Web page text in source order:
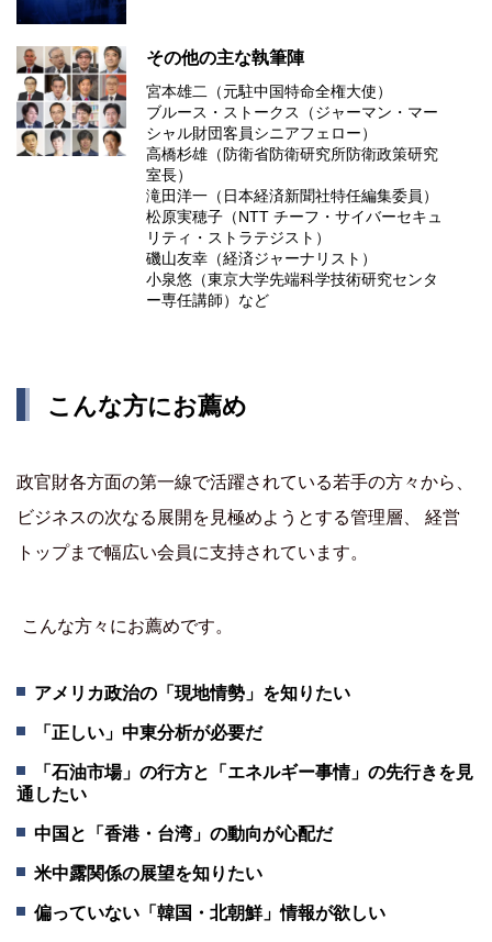
その他の主な執筆陣
宮本雄二（元駐中国特命全権大使）
ブルース・ストークス（ジャーマン・マー
シャル財団客員シニアフェロー）
高橋杉雄（防衛省防衛研究所防衛政策研究
室長）
滝田洋一（日本経済新聞社特任編集委員）
松原実穂子（NTT チーフ・サイバーセキュ
リティ・ストラテジスト）
磯山友幸（経済ジャーナリスト）
小泉悠（東京大学先端科学技術研究センタ
ー専任講師）など
こんな方にお薦め
政官財各方面の第一線で活躍されている若手の方々から、
ビジネスの次なる展開を見極めようとする管理層、 経営
トップまで幅広い会員に支持されています。
こんな方々にお薦めです。
アメリカ政治の「現地情勢」を知りたい
「正しい」中東分析が必要だ
「石油市場」の行方と「エネルギー事情」の先行きを見
通したい
中国と「香港・台湾」の動向が心配だ
米中露関係の展望を知りたい
偏っていない「韓国・北朝鮮」情報が欲しい